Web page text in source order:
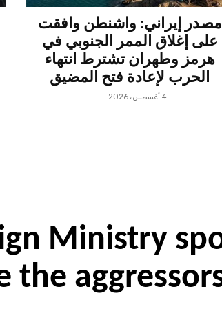
مصدر إيراني: واشنطن وافقت
على إغلاق الممر الجنوبي في
هرمز وطهران تشترط انتهاء
الحرب لإعادة فتح المضيق
4 أغسطس، 2026